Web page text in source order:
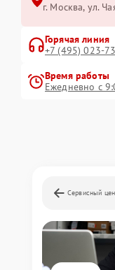
г. Москва, ул.
Горячая линия
+7 (495) 023-
Время работы
Ежедневно с
Сервисный